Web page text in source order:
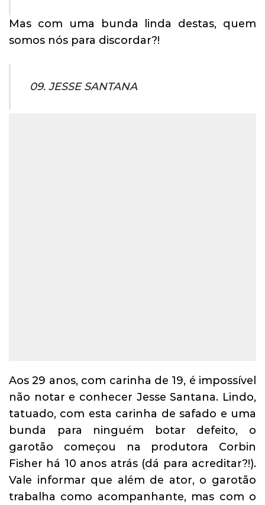
Mas com uma bunda linda destas, quem
somos nós para discordar?!
09. JESSE SANTANA
Aos 29 anos, com carinha de 19, é impossível
não notar e conhecer Jesse Santana. Lindo,
tatuado, com esta carinha de safado e uma
bunda para ninguém botar defeito, o
garotão começou na produtora Corbin
Fisher há 10 anos atrás (dá para acreditar?!).
Vale informar que além de ator, o garotão
trabalha como acompanhante, mas com o